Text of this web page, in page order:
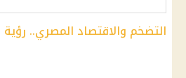
التضخم والاقتصاد المصري..